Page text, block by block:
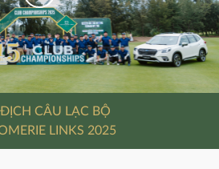
CÂU LẠC BỘ
LINKS 2025